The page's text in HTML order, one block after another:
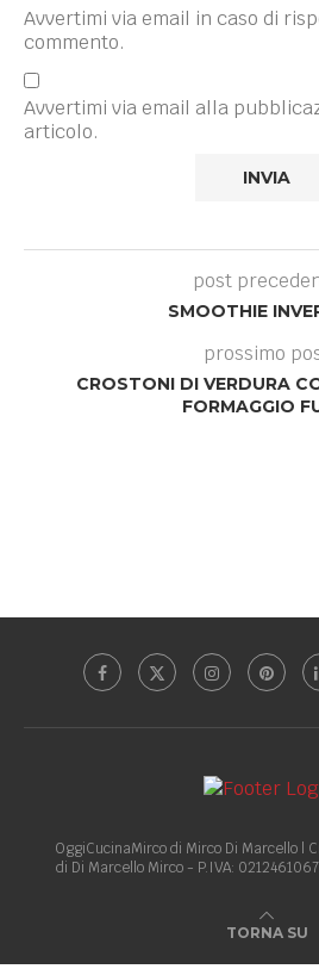
Avvertimi via email in caso di
commento.
Avvertimi via email alla
articolo.
post
SMOOTHIE
prossimo
CROSTONI DI VERDURA
FORMAGGIO
OggiCucinaMirco di Mirco Di Marcello |
di Di Marcello Mirco - P.IVA:
TORNA SU